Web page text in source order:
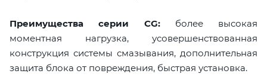
Преимущества серии CG:более высокая
моментная нагрузка, усовершенствованная
конструкция системы смазывания, дополнительная
защита блока от повреждения, быстрая установка.